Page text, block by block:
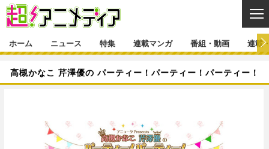
ニュース
映画 音楽
インタビュー レポート
連載マンガ一覧 連載一覧
番組・動画
ホーム ニュース 特集 連載マンガ 番組・動画 連載
高槻かなこ 芹澤優の パーティー！パーティー！パーティー！